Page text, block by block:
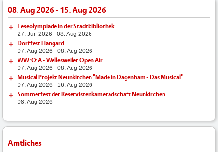
08. Aug 2026 - 15. Aug 2026
Leseolympiade in der Stadtbibliothek
27. Jun 2026 - 08. Aug 2026
Dorffest Hangard
07. Aug 2026 - 08. Aug 2026
WW:O:A - Wellesweiler Open Air
07. Aug 2026 - 08. Aug 2026
Musical Projekt Neunkirchen "Made in Dagenham - Das Musical"
07. Aug 2026 - 16. Aug 2026
Sommerfest der Reservistenkameradschaft Neunkirchen
08. Aug 2026
Amtliches